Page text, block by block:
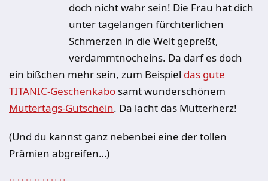
doch nicht wahr sein! Die Frau hat dich
unter tagelangen fürchterlichen
Schmerzen in die Welt gepreßt,
verdammtnocheins. Da darf es doch
ein bißchen mehr sein, zum Beispiel das gute
TITANIC-Geschenkabo samt wunderschönem
Muttertags-Gutschein. Da lacht das Mutterherz!
(Und du kannst ganz nebenbei eine der tollen
Prämien abgreifen…)